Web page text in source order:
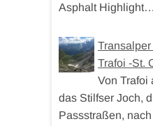
Asphalt Highlight…
Trafoi -St.
Von Trafoi
das Stilfser Joch,
Passstraßen,